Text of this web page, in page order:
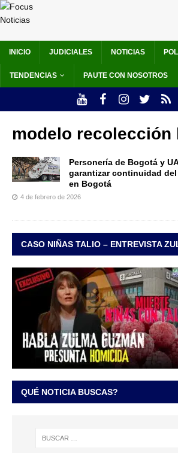
INICIO JUDICIALES NOTICIAS
TENDENCIAS PAUTE CON NOSOTROS
modelo recolección
Personería de Bogotá y
garantizar continuidad
en Bogotá
4 de febrero de 2026
CASO NIÑAS TALIO – ENTREVISTA
QUÉ NOTICIA BUSCAS?